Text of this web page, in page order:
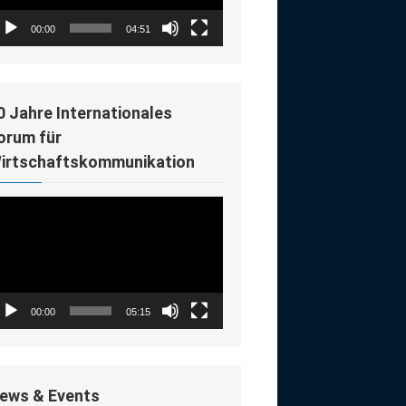
00:00 04:51
Jahre Internationales
für
00:00 05:15
& Events